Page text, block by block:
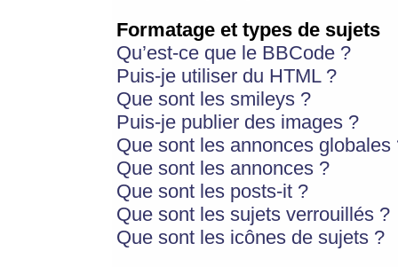
Formatage et types de sujets
Qu’est-ce que le BBCode ?
Puis-je utiliser du HTML ?
Que sont les smileys ?
Puis-je publier des images ?
Que sont les annonces globales
Que sont les annonces ?
Que sont les posts-it ?
Que sont les sujets verrouillés ?
Que sont les icônes de sujets ?